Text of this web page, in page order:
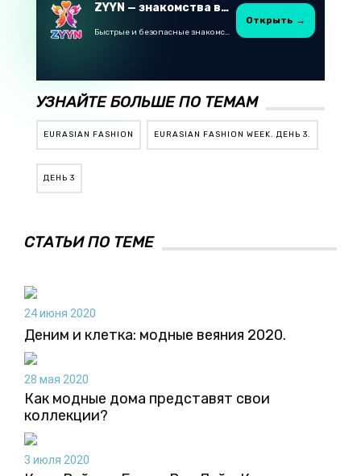
ZYYN — знакомства в Казахстане
Быстрые и безопасные знакомства в Telegram
Открыть →
УЗНАЙТЕ БОЛЬШЕ ПО ТЕМАМ
EURASIAN FASHION EURASIAN FASHION WEEK. ДЕНЬ 3.
ДЕНЬ 3
СТАТЬИ ПО ТЕМЕ
24 июня 2020
Деним и клетка: модные веяния 2020.
28 мая 2020
Как модные дома представят свои
коллекции?
3 июля 2020